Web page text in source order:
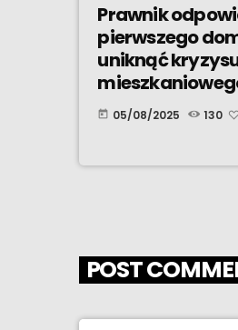
Prawnik
pierwszego
uniknąć
today 05/08/2025 130
POST